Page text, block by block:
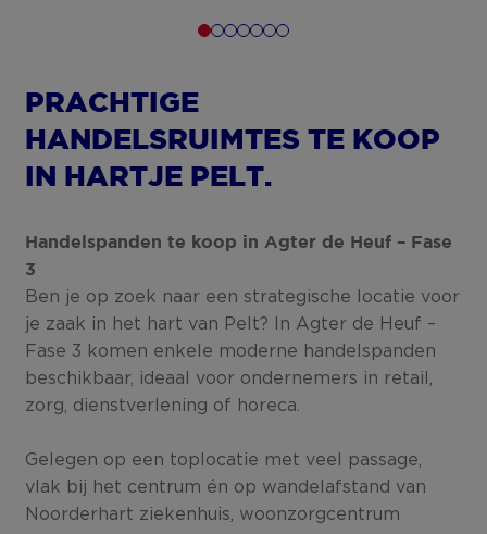
PRACHTIGE
HANDELSRUIMTES TE KOOP
IN HARTJE PELT.
Handelspanden te koop in Agter de Heuf – Fase
3
Ben je op zoek naar een strategische locatie voor
je zaak in het hart van Pelt? In Agter de Heuf –
Fase 3 komen enkele moderne handelspanden
beschikbaar, ideaal voor ondernemers in retail,
zorg, dienstverlening of horeca.
Gelegen op een toplocatie met veel passage,
vlak bij het centrum én op wandelafstand van
Noorderhart ziekenhuis, woonzorgcentrum